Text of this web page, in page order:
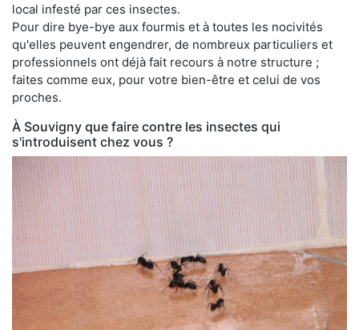
local infesté par ces insectes.
Pour dire bye-bye aux fourmis et à toutes les nocivités
qu'elles peuvent engendrer, de nombreux particuliers et
professionnels ont déjà fait recours à notre structure ;
faites comme eux, pour votre bien-être et celui de vos
proches.
À Souvigny que faire contre les insectes qui
s'introduisent chez vous ?